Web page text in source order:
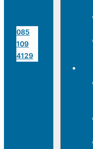
085
109
4129